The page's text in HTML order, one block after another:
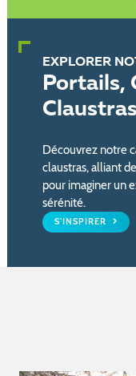
EXPLORER
Portails,
Découvrez notre
claustras, alliant
pour imaginer un
sérénité.
S'INSPIRER